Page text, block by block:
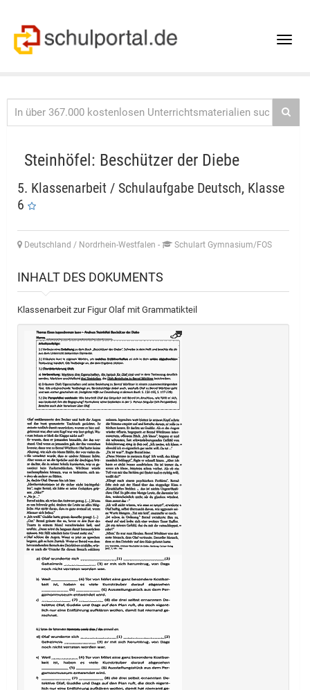
Toggle
Steinhöfel: Beschützer der Diebe
5. Klassenarbeit / Schulaufgabe Deutsch, Klasse
6
Deutschland / Nordrhein-Westfalen - Schulart Gymnasium/FOS
INHALT DES DOKUMENTS
Klassenarbeit zur Figur Olaf mit Grammatikteil